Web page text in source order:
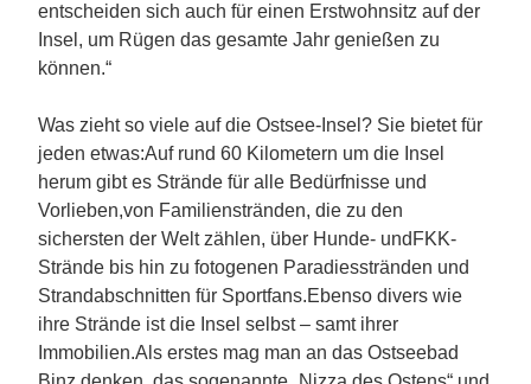
entscheiden sich auch für einen Erstwohnsitz auf der
Insel, um Rügen das gesamte Jahr genießen zu
können.“
Was zieht so viele auf die Ostsee-Insel? Sie bietet für
jeden etwas:Auf rund 60 Kilometern um die Insel
herum gibt es Strände für alle Bedürfnisse und
Vorlieben,von Familienstränden, die zu den
sichersten der Welt zählen, über Hunde- undFKK-
Strände bis hin zu fotogenen Paradiesstränden und
Strandabschnitten für Sportfans.Ebenso divers wie
ihre Strände ist die Insel selbst – samt ihrer
Immobilien.Als erstes mag man an das Ostseebad